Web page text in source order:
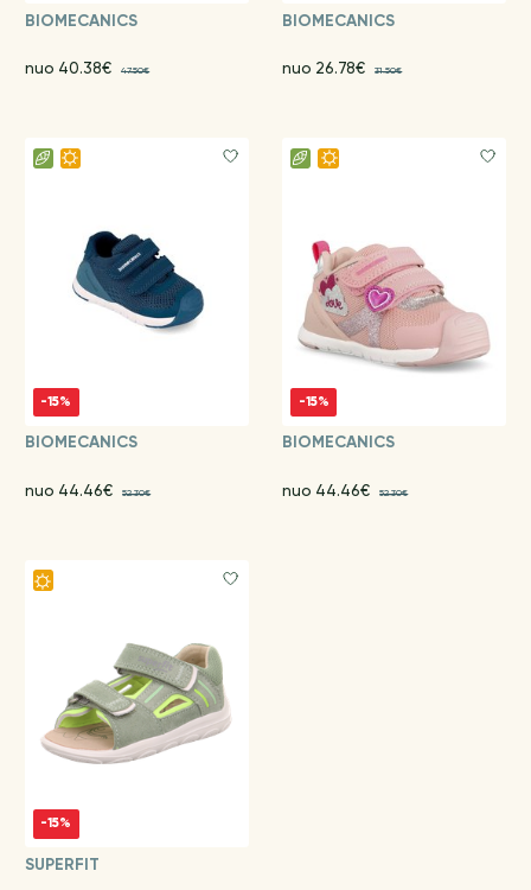
BIOMECANICS
nuo 40.38€ 47.50€
BIOMECANICS
nuo 26.78€ 31.50€
-15%
BIOMECANICS
nuo 44.46€ 52.30€
-15%
BIOMECANICS
nuo 44.46€ 52.30€
-15%
SUPERFIT